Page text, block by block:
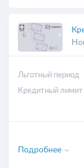
Льготный период
Кредитный лимит
Подробнее